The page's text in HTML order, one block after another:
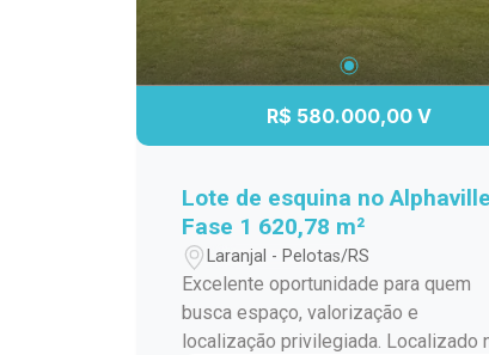
padel e beach tennis Quadra de
esportes coberta Pista de
cooper Sistema de água quente, entre
outras comodidades. Um verdadeiro
clube residencial, pensado para
estar em todos os momentos. Vale a
pena conhecer!
R$ 580.000,00 V
Lote de esquina no Alphaville
Fase 1 620,78 m²
Laranjal - Pelotas/RS
Excelente oportunidade para quem
busca espaço, valorização e
localização privilegiada. Localizado